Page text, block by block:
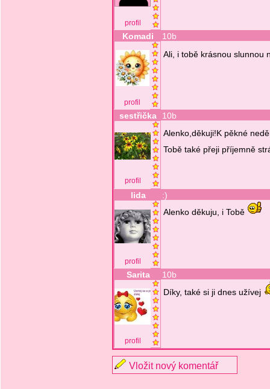
profil
Komadi 10b
profil
Ali, i tobě krásnou slunnou
sestřička 10b
profil
Alenko,děkuji!K pěkné
Tobě také přeji příjemně
lida :)
profil
Alenko děkuju, i Tobě
Sarita 10b
profil
Díky, také si ji dnes užívej
Vložit nový komentář